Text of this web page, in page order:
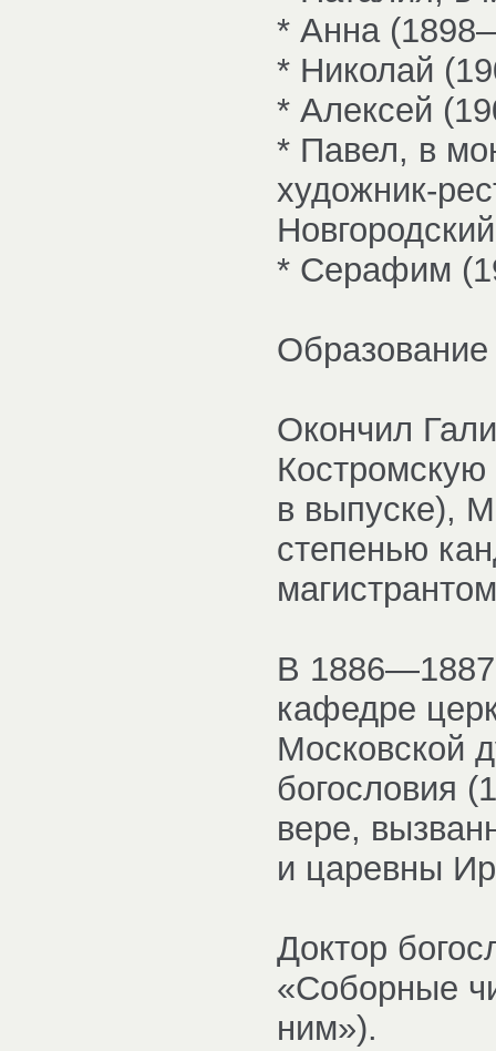
* Анна
* Николай
* Алексей
* Павел, в
художник-
* Серафим
Окончил
в выпуске),
степенью
В
кафедре
Московской
богословия
вере,
и царевны
Доктор
«Соборные
ним»).